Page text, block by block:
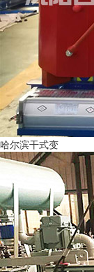
哈尔滨干式变